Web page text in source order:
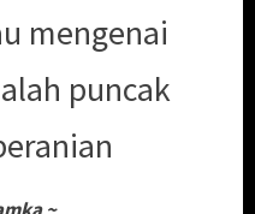
mengenai
puncak